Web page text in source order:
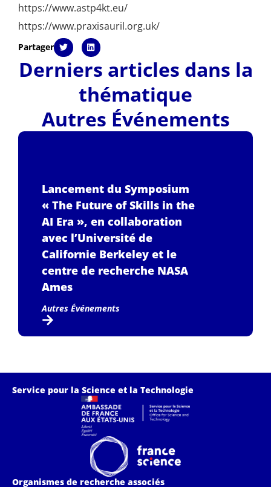
https://www.astp4kt.eu/
https://www.praxisauril.org.uk/
Partager
Derniers articles dans la
thématique
Autres Événements
Lancement du Symposium
« The Future of Skills in the
AI Era », en collaboration
avec l’Université de
Californie Berkeley et le
centre de recherche NASA
Ames
Autres Événements
Service pour la Science et la Technologie
Organismes de recherche associés